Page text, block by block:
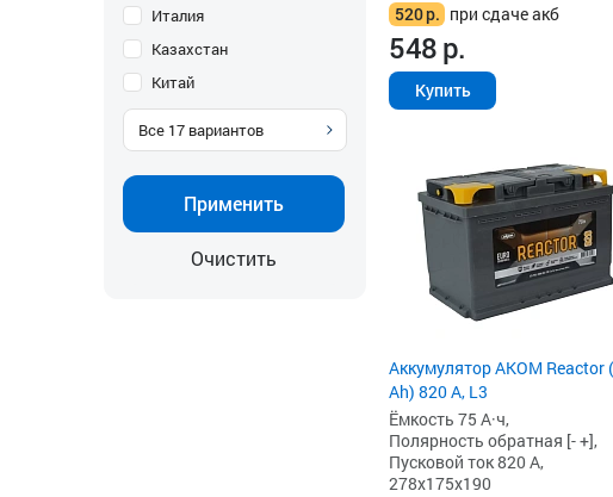
Италия
Казахстан
Китай
Все 17 вариантов
Применить
Очистить
520р. при сдаче акб
548р.
Купить
Аккумулятор AKOM Reactor
Ah) 820 А, L3
Ёмкость 75 А·ч,
Полярность обратная [- +],
Пусковой ток 820 А,
278x175x190